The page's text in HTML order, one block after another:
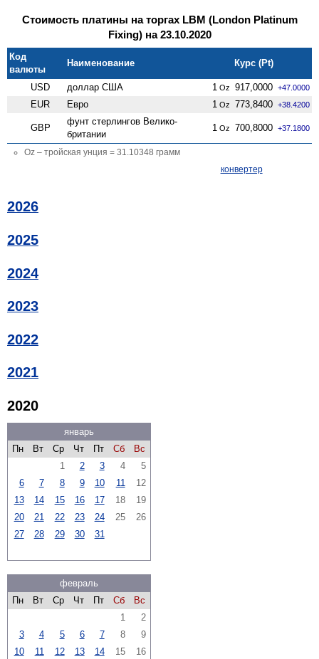
Стоимость платины на торгах LBM (London Platinum
Fixing) на 23.10.2020
Код
валюты
Наименование Курс (Pt)
USD доллар США 1 Oz 917,0000 +47.0000
EUR Евро 1 Oz 773,8400 +38.4200
GBP
фунт стерлингов Велико­
британии
1 Oz 700,8000 +37.1800
Oz – тройская унция = 31.10348 грамм
конвертер
2026
2025
2024
2023
2022
2021
2020
январь
Пн
Вт Ср Чт Пт Сб
Вс
1
2 3 4
5
6
7 8 9 10 11
12
13
14 15 16 17 18
19
20
21 22 23 24 25
26
27
28 29 30 31
февраль
Пн
Вт Ср Чт Пт Сб
Вс
1
2
3
4 5 6 7 8
9
10
11 12 13 14 15 16